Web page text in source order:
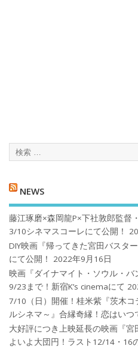
NEWS
藤江琢磨×森岡龍P×下社敦郎監督
3/10シネマスコーレにて公開！
DIY映画『帰ってきた宮田バスタ
にて公開！
2022年9月16日
映画『ダイナマイト・ソウル・バ
9/23まで！新宿K’s cinemaにて
7/10（日）開催！桂米紫『茨木
ルシネマ～』合縁奇縁！恋はいつ
大好評につき上映延長の映画『
よいよ大団円！ラスト12/14・16